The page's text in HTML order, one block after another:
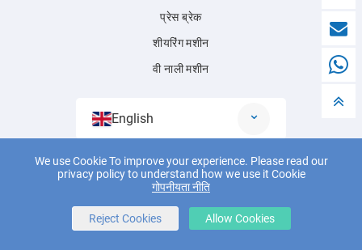
We use Cookie To improve your experience. Please read our
privacy policy to understand how we use it Cookie
गोपनीयता नीति
Reject Cookies Allow Cookies
प्रेस ब्रेक
शीयरिंग मशीन
वी नाली मशीन
English
© 2018 Jianmeng बुद्धिमान उपकरण (ताइझोउ) कं, लिमिटेड सभी अधिकार सुरक्षित।
साइटमैप आरएसएस एक्सएमएल गोपनीयता नीति